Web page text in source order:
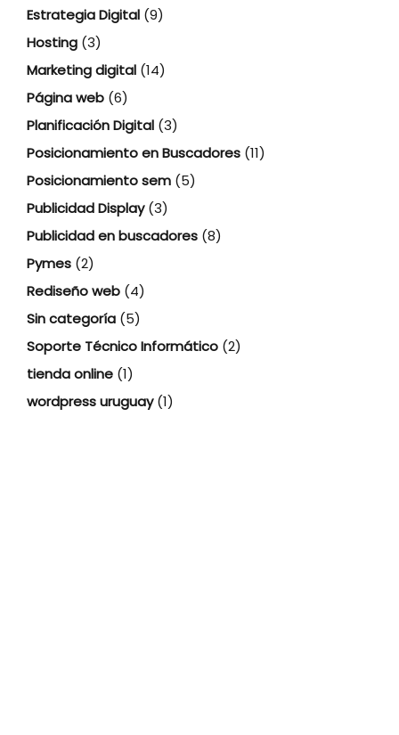
Estrategia Digital (9)
Hosting (3)
Marketing digital (14)
Página web (6)
Planificación Digital (3)
Posicionamiento en Buscadores (11)
Posicionamiento sem (5)
Publicidad Display(3)
Publicidad en buscadores (8)
Pymes (2)
Rediseño web (4)
Sin categoría (5)
Soporte Técnico Informático (2)
tienda online (1)
wordpress uruguay(1)